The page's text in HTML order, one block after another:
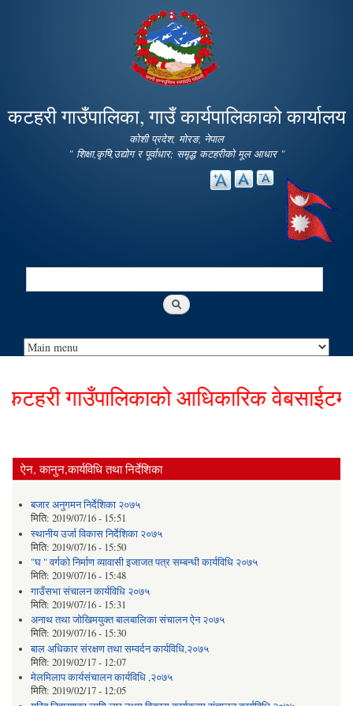
main
content
कटहरी गाउँपालिका, गाउँ कार्यपालिकाको कार्यालय
कोशी प्रदेश, मोरङ, नेपाल
" शिक्षा,कृषि,उद्योग र पूर्वाधार; समृद्ध कटहरीको मूल आधार "
Search
गाउँपालिकाको आधिकारिक वेबसाईटमा
ऐन, कानुन,कार्यविधि तथा निर्देशिका
बजार अनुगमन निर्देशिका २०७५
मिति: 2019/07/16 - 15:51
स्थानीय उर्जा विकास निर्देशिका २०७५
मिति: 2019/07/16 - 15:50
"घ " वर्गको निर्माण व्यावासी इजाजत पत्र सम्बन्धी कार्यविधि २०७५
मिति: 2019/07/16 - 15:48
गाउँसभा संचालन कार्यविधि २०७५
मिति: 2019/07/16 - 15:31
अनाथ तथा जोखिमयुक्त बालबालिका संचालन ऐन २०७५
मिति: 2019/07/16 - 15:30
बाल अधिकार संरक्षण तथा सम्वर्दन कार्यविधि,२०७५
मिति: 2019/02/17 - 12:07
मेलमिलाप कार्यसंचालन कार्यविधि ,२०७५
मिति: 2019/02/17 - 12:05